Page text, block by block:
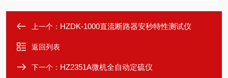
上一个： HZDK-1000直流断路器安秒特性测试仪
返回列表
下一个： HZ2351A微机全自动定硫仪